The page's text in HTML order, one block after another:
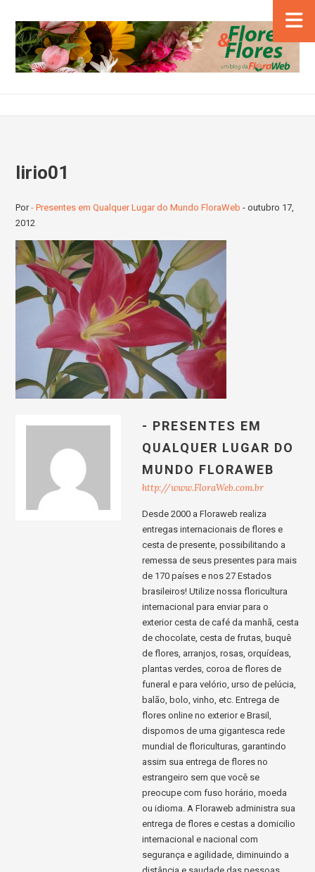
lirio01
Por- Presentes em Qualquer Lugar do Mundo FloraWeb -outubro 17,
2012
- PRESENTES EM
QUALQUER LUGAR DO
MUNDO FLORAWEB
http://www.FloraWeb.com.br
Desde 2000 a Floraweb realiza
entregas internacionais de flores e
cesta de presente, possibilitando a
remessa de seus presentes para mais
de 170 países e nos 27 Estados
brasileiros! Utilize nossa floricultura
internacional para enviar para o
exterior cesta de café da manhã, cesta
de chocolate, cesta de frutas, buquê
de flores, arranjos, rosas, orquídeas,
plantas verdes, coroa de flores de
funeral e para velório, urso de pelúcia,
balão, bolo, vinho, etc. Entrega de
flores online no exterior e Brasil,
dispomos de uma gigantesca rede
mundial de floriculturas, garantindo
assim sua entrega de flores no
estrangeiro sem que você se
preocupe com fuso horário, moeda
ou idioma. A Floraweb administra sua
entrega de flores e cestas a domicilio
internacional e nacional com
segurança e agilidade, diminuindo a